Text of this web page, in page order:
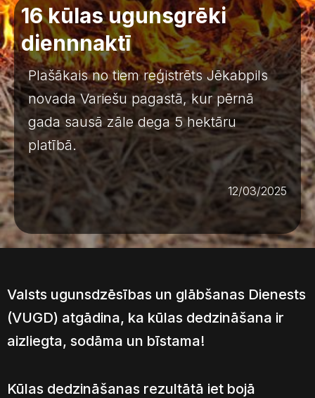
16 kūlas ugunsgrēki
diennnaktī
Plašākais no tiem reģistrēts Jēkabpils
novada Variešu pagastā, kur pērnā
gada sausā zāle dega 5 hektāru
platībā.
12/03/2025
Valsts ugunsdzēsības un glābšanas Dienests
(VUGD) atgādina, ka kūlas dedzināšana ir
aizliegta, sodāma un bīstama!
Kūlas dedzināšanas rezultātā iet bojā